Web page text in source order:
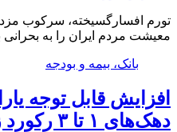
تورم افسارگسیخته، سرکوب
معیشت مردم ایران را به
بانک، بیمه و بودجه
دهک‌های ۱ تا ۳ رکورد زد